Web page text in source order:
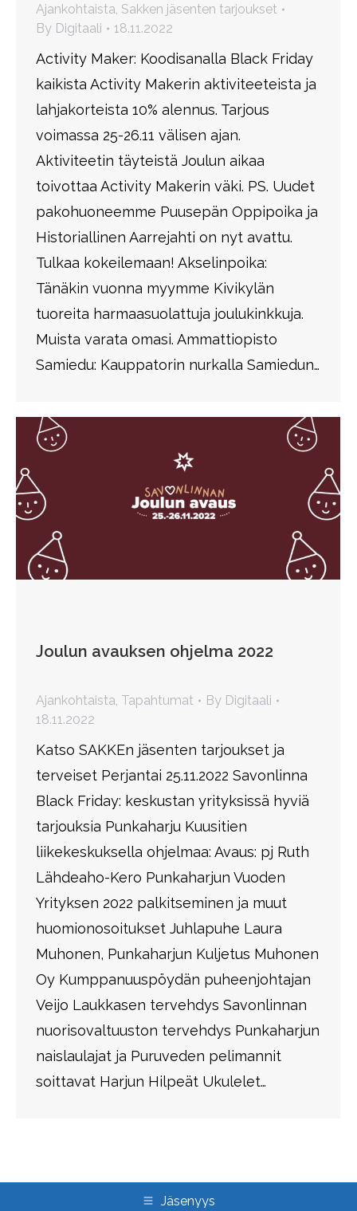
Ajankohtaista Sakken jäsenten tarjoukset
By Digitaali 18.11.2022
Activity Maker: Koodisanalla Black Friday
kaikista Activity Makerin aktiviteeteista ja
lahjakorteista 10% alennus. Tarjous
voimassa 25-26.11 välisen ajan.
Aktiviteetin täyteistä Joulun aikaa
toivottaa Activity Makerin väki. PS. Uudet
pakohuoneemme Puusepän Oppipoika ja
Historiallinen Aarrejahti on nyt avattu.
Tulkaa kokeilemaan! Akselinpoika:
Tänäkin vuonna myymme Kivikylän
tuoreita harmaasuolattuja joulukinkkuja.
Muista varata omasi. Ammattiopisto
Samiedu: Kauppatorin nurkalla Samiedun…
Joulun avauksen ohjelma 2022
Ajankohtaista Tapahtumat By Digitaali
18.11.2022
Katso SAKKEn jäsenten tarjoukset ja
terveiset Perjantai 25.11.2022 Savonlinna
Black Friday: keskustan yrityksissä hyviä
tarjouksia Punkaharju Kuusitien
liikekeskuksella ohjelmaa: Avaus: pj Ruth
Lähdeaho-Kero Punkaharjun Vuoden
Yrityksen 2022 palkitseminen ja muut
huomionosoitukset Juhlapuhe Laura
Muhonen, Punkaharjun Kuljetus Muhonen
Oy Kumppanuuspöydän puheenjohtajan
Veijo Laukkasen tervehdys Savonlinnan
nuorisovaltuuston tervehdys Punkaharjun
naislaulajat ja Puruveden pelimannit
soittavat Harjun Hilpeät Ukulelet…
Jäsenyys